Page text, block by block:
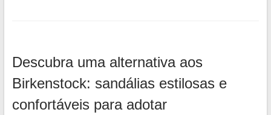
Descubra uma alternativa aos
Birkenstock: sandálias estilosas e
confortáveis para adotar